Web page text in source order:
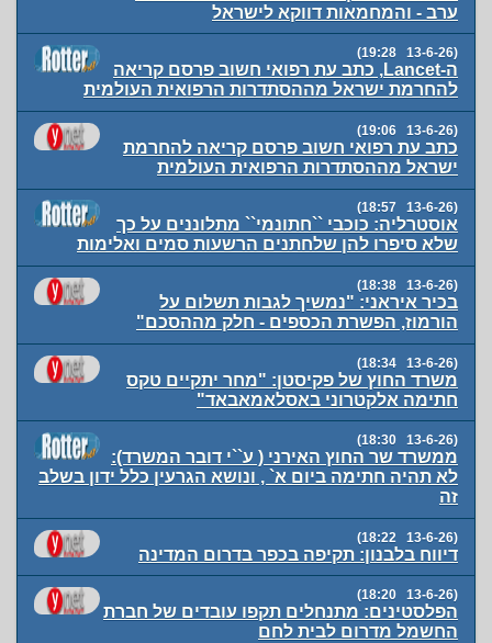
ערב - והמחמאות דווקא לישראל
(13-6-26 19:28)
ה-Lancet, כתב עת רפואי חשוב פרסם קריאה
להחרמת ישראל מההסתדרות הרפואית העולמית
(13-6-26 19:06)
כתב עת רפואי חשוב פרסם קריאה להחרמת
ישראל מההסתדרות הרפואית העולמית
(13-6-26 18:57)
אוסטרליה: כוכבי ``חתונמי`` מתלוננים על כך
שלא סיפרו להן שלחתנים הרשעות סמים ואלימות
(13-6-26 18:38)
בכיר איראני: "נמשיך לגבות תשלום על
הורמוז, הפשרת הכספים - חלק מההסכם"
(13-6-26 18:34)
משרד החוץ של פקיסטן: "מחר יתקיים טקס
חתימה אלקטרוני באסלאמאבאד"
(13-6-26 18:30)
ממשרד שר החוץ האירני ( ע``י דובר המשרד):
לא תהיה חתימה ביום א` , ונושא הגרעין כלל ידון בשלב
זה
(13-6-26 18:22)
דיווח בלבנון: תקיפה בכפר בדרום המדינה
(13-6-26 18:20)
הפלסטינים: מתנחלים תקפו עובדים של חברת
החשמל מדרום לבית לחם